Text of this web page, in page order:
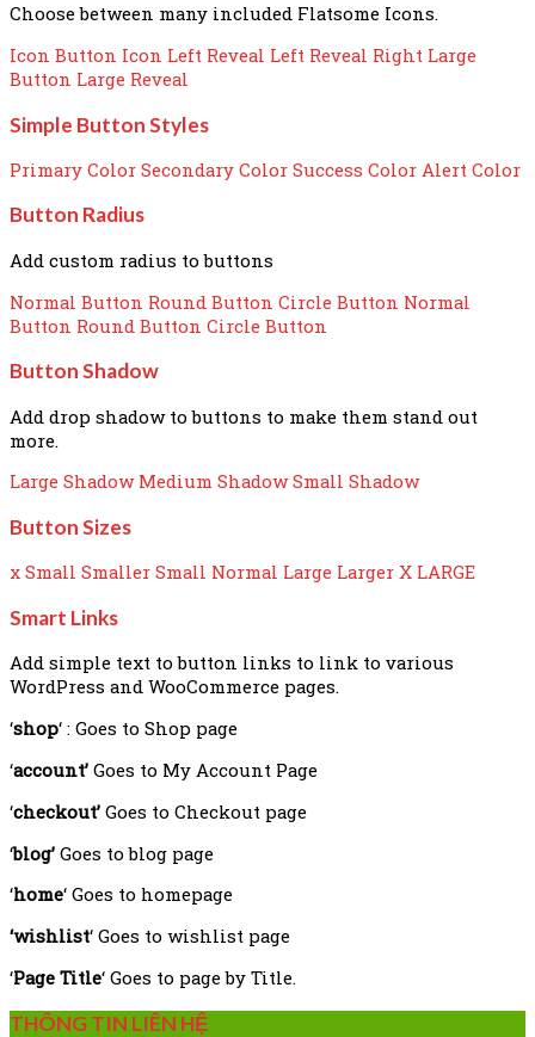
Choose between many included Flatsome Icons.
Icon Button Icon Left Reveal Left Reveal Right Large
Button Large Reveal
Simple Button Styles
Primary Color Secondary Color Success Color Alert Color
Button Radius
Add custom radius to buttons
Normal Button Round Button Circle Button Normal
Button Round Button Circle Button
Button Shadow
Add drop shadow to buttons to make them stand out
more.
Large Shadow Medium Shadow Small Shadow
Button Sizes
x Small Smaller Small Normal Large Larger X LARGE
Smart Links
Add simple text to button links to link to various
WordPress and WooCommerce pages.
‘shop‘ : Goes to Shop page
‘account’ Goes to My Account Page
‘checkout’ Goes to Checkout page
‘blog’ Goes to blog page
‘home‘ Goes to homepage
‘wishlist‘ Goes to wishlist page
‘Page Title‘ Goes to page by Title.
THÔNG TIN LIÊN HỆ